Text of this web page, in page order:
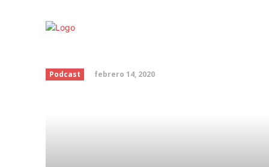
Cuarzo rosa
Podcast febrero 14, 2020